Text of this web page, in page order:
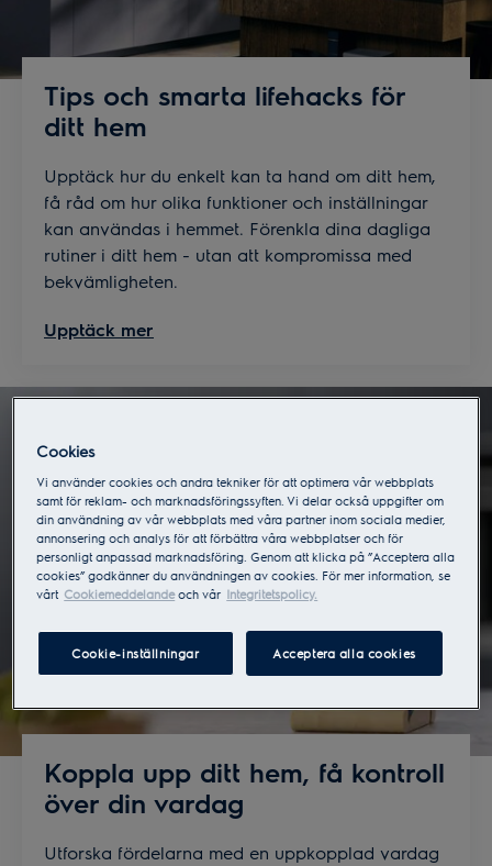
Tips och smarta lifehacks för
ditt hem
Upptäck hur du enkelt kan ta hand om ditt hem,
få råd om hur olika funktioner och inställningar
kan användas i hemmet. Förenkla dina dagliga
rutiner i ditt hem - utan att kompromissa med
bekvämligheten.
Upptäck mer
Koppla upp ditt hem, få kontroll
över din vardag
Utforska fördelarna med en uppkopplad vardag
Cookies
Vi använder cookies och andra tekniker för att optimera vår webbplats
samt för reklam- och marknadsföringssyften. Vi delar också uppgifter om
din användning av vår webbplats med våra partner inom sociala medier,
annonsering och analys för att förbättra våra webbplatser och för
personligt anpassad marknadsföring. Genom att klicka på ”Acceptera alla
cookies” godkänner du användningen av cookies. För mer information, se
vårt Cookiemeddelandeoch vår Integritetspolicy.
Cookie-inställningar Acceptera alla cookies